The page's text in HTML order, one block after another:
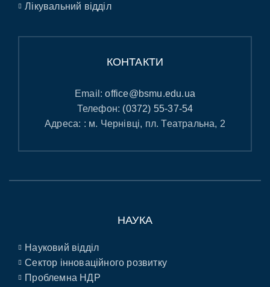
Лікувальний відділ
КОНТАКТИ
Email:office@bsmu.edu.ua
Телефон: (0372) 55-37-54
Адреса: : м. Чернівці, пл. Театральна, 2
НАУКА
Науковий відділ
Сектор інноваційного розвитку
Проблемна НДР